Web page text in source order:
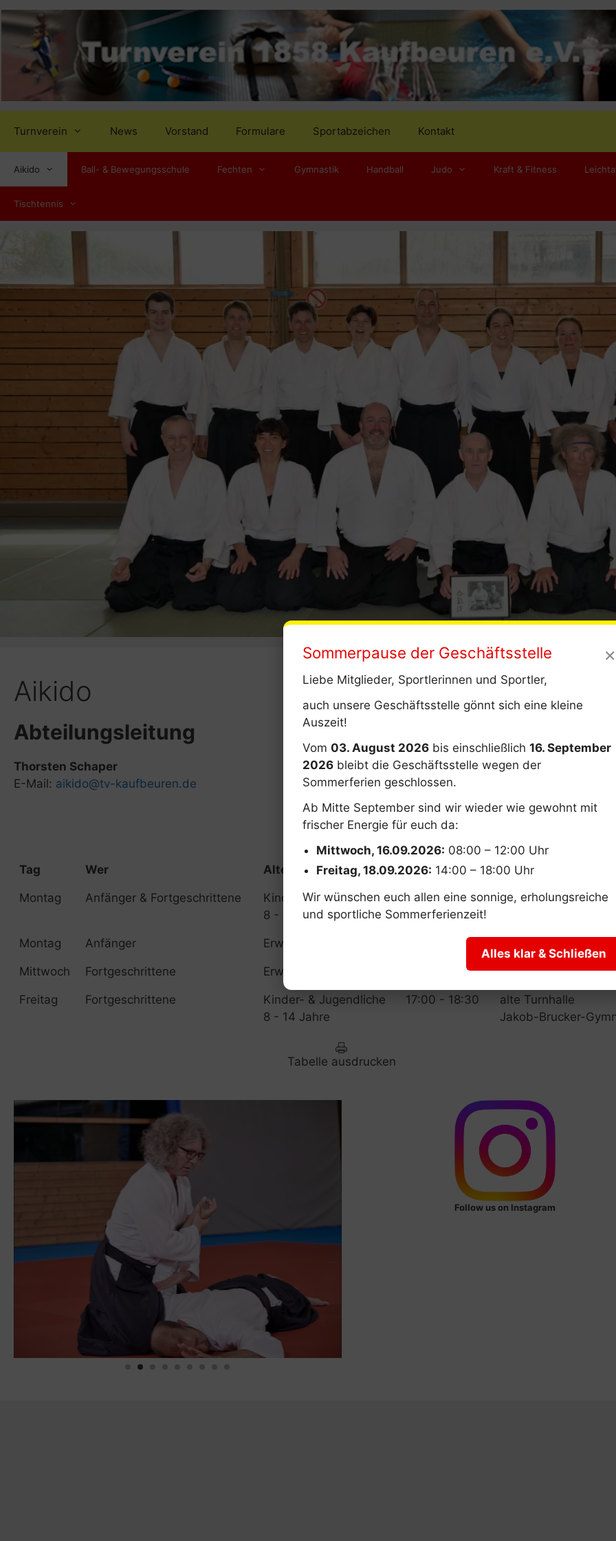
Zum
Inhalt
springen
Turnverein News Vorstand Formulare Sportabzeichen Kontakt
Aikido Ball- & Bewegungsschule Fechten Gymnastik Handball Judo Kraft & Fitness
Tischtennis
Aikido
Abteilungsleitung
Thorsten Schaper
E-Mail: aikido@tv-kaufbeuren.de
Probetraining
Ein Probetraining ist grundsätzlich immer möglich.
Interesse bitten wir um eine kurze Nachricht per
mitbringen.
Tag Wer Altersstufe Zeit Wo
Montag Anfänger & Fortgeschrittene
Kinder- & Jugendliche
8 - 14 Jahre
18:00 - 19:00 Judo-Halle (Dojo)
Montag Anfänger Erwachsene 19:00 - 20:30
Mittwoch Fortgeschrittene Erwachsene 19:30 - 21:00 Judo-Halle (Dojo)
Freitag Fortgeschrittene
Kinder- & Jugendliche
8 - 14 Jahre
17:00 - 18:30
alte Turnhalle
Jakob-Brucker-
Tabelle ausdrucken
Follow us on Instagram
×
Sommerpause der Geschäftsstelle
Liebe Mitglieder, Sportlerinnen und Sportler,
auch unsere Geschäftsstelle gönnt sich eine kleine
Auszeit!
Vom 03. August 2026 bis einschließlich 16. September
2026 bleibt die Geschäftsstelle wegen der
Sommerferien geschlossen.
Ab Mitte September sind wir wieder wie gewohnt mit
frischer Energie für euch da:
Mittwoch, 16.09.2026: 08:00 – 12:00 Uhr
Freitag, 18.09.2026: 14:00 – 18:00 Uhr
Wir wünschen euch allen eine sonnige, erholungsreiche
und sportliche Sommerferienzeit!
Alles klar & Schließen